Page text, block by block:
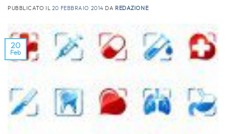
PUBBLICATO IL 20 FEBBRAIO 2014 DA REDAZIONE
20
Feb